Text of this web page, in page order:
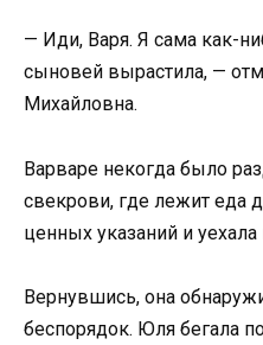
— Иди, Варя. Я сама как-
сыновей вырастила, —
Михайловна.
Варваре некогда было
свекрови, где лежит еда
ценных указаний и
Вернувшись, она
беспорядок. Юля бегала